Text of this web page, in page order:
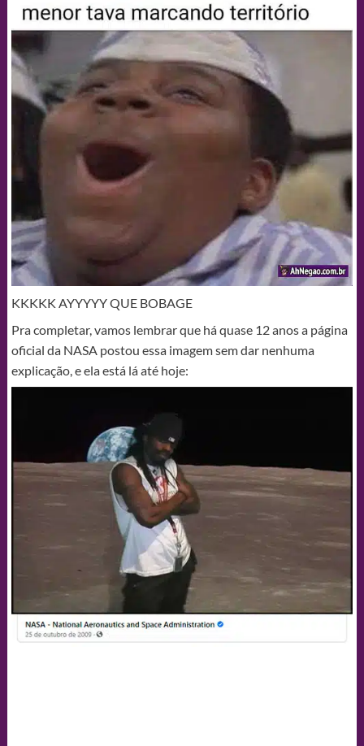
KKKKK AYYYYY QUE BOBAGE
Pra completar, vamos lembrar que há quase 12 anos a página
oficial da NASA postou essa imagem sem dar nenhuma
explicação, e ela está lá até hoje: